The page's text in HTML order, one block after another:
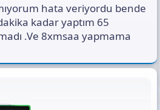
hata veriyordu bende
kadar yaptım 65
.Ve 8xmsaa yapmama